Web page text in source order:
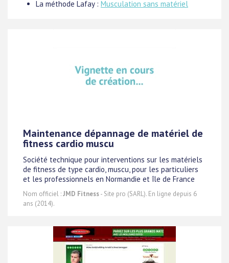
La méthode Lafay : Musculation sans matériel
Maintenance dépannage de matériel de
fitness cardio muscu
Société technique pour interventions sur les matériels
de fitness de type cardio, muscu, pour les particuliers
et les professionnels en Normandie et île de France
Nom officiel :JMD Fitness- Site pro (SARL). En ligne depuis 6
ans (2014).